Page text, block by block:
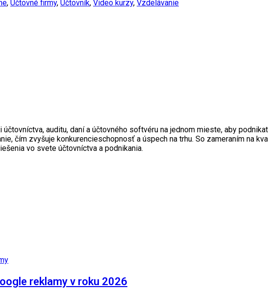
, Účtovné firmy, Účtovník, Video kurzy, Vzdelávanie
auditu, daní a účtovného softvéru na jednom mieste, aby
čím zvyšuje konkurencieschopnosť a úspech na trhu. So zameraním na
vo svete účtovníctva a podnikania.
reklamy v roku 2026